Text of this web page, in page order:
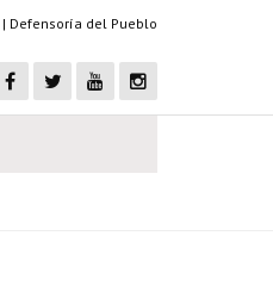
| Defensoría del Pueblo